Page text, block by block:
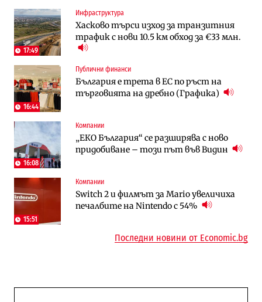
17:49
Инфраструктура
Хасково търси изход за транзитния
трафик с нови 10.5 км обход за €33 млн.
16:44
Публични финанси
България е трета в ЕС по ръст на
търговията на дребно (Графика)
16:08
Компании
„ЕКО България“ се разширява с ново
придобиване – този път във Видин
15:51
Компании
Switch 2 и филмът за Mario увеличиха
печалбите на Nintendo с 54%
Компании
Vivacom предлага над 150 устройства с
90% отстъпка през август
Енергетика
АЕЦ „Козлодуй“ ще работи само още
няколко седмици, ако сушата продължи
Digi&AI
Трафикът толкова е намалял, че големи
медии обмислят да се откажат
Публични финанси
Общините вече зависят от
централната власт за 75% от
To:know
Последни дни с обозначаване на цените
в лева: Какво предстои?
Градоустройство
Столична община избра изпълнител за
преместването на трамвайното
To:know
Какво се променя в България от 1
август?
Отрасли
Жилищата в България поскъпват при
намаляващо население и все повече
Последни новини от Economic.bg